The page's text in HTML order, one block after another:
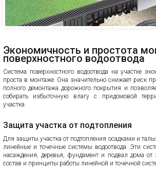
Экономичность и простота
поверхностного водоотвода
Система поверхностного водоотвода на участке
проста в монтаже. Она значительно снижает риск
полного демонтажа дорожного покрытия и
собирать избыточную влагу с придомовой
участка.
Защита участка от подтопления
Для защиты участка от подтопления осадками и
линейные и точечные системы водоотвода. Эти
насаждения, деревья, фундамент и подвал дома от
состав и принципы работы линейной и точечной